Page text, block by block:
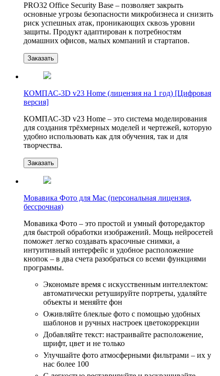
PRO32 Office Security Base – позволяет закрыть
основные угрозы безопасности микробизнеса и снизить
риск успешных атак, проникающих сквозь уровни
защиты. Продукт адаптирован к потребностям
домашних офисов, малых компаний и стартапов.
Заказать
КОМПАС-3D v23 Home (лицензия на 1 год) [Цифровая
версия]
КОМПАС-3D v23 Home – это система моделирования
для создания трёхмерных моделей и чертежей, которую
удобно использовать как для обучения, так и для
творчества.
Заказать
Мовавика Фото для Мас (персональная лицензия,
бессрочная)
Мовавика Фото – это простой и умный фоторедактор
для быстрой обработки изображений. Мощь нейросетей
поможет легко создавать красочные снимки, а
интуитивный интерфейс и удобное расположение
кнопок – в два счета разобраться со всеми функциями
программы.
Экономьте время с искусственным интеллектом:
автоматически ретушируйте портреты, удаляйте
объекты и меняйте фон
Оживляйте блеклые фото с помощью удобных
шаблонов и ручных настроек цветокоррекции
Добавляйте текст: настраивайте расположение,
шрифт, цвет и не только
Улучшайте фото атмосферными фильтрами – их у
нас более 100